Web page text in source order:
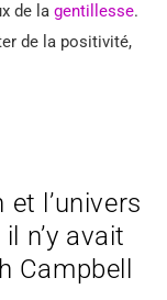
de la gentillesse.
de la positivité,
l’univers
n’y avait
Campbell